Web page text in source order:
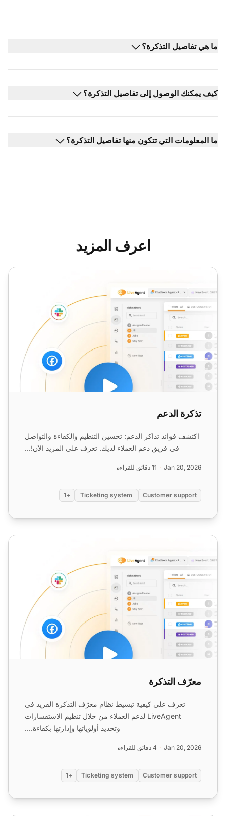
ما هي تفاصيل التذكرة؟
كيف يمكنك الوصول إلى تفاصيل التذكرة؟
ما المعلومات التي تتكون منها تفاصيل التذكرة؟
اعرف المزيد
تذكرة الدعم
تذكرة الدعم
اكتشف فوائد تذاكر الدعم: تحسين التنظيم والكفاءة والتواصل
في فريق دعم العملاء لديك. تعرف على المزيد الآن!...
Jan 20, 2026 11 دقائق للقراءة
Customer support
Ticketing system
+1
معرّف التذكرة
معرّف التذكرة
تعرف على كيفية تبسيط نظام معرّف التذكرة الفريد في
LiveAgent لدعم العملاء من خلال تنظيم الاستفسارات
وتحديد أولوياتها وإدارتها بكفاءة....
Jan 20, 2026 4 دقائق للقراءة
Customer support
Ticketing system
+1